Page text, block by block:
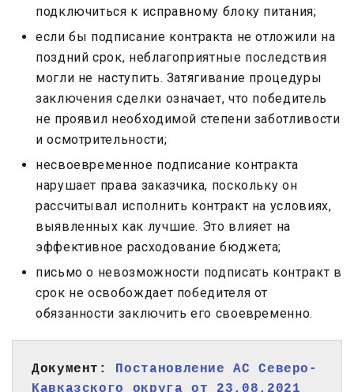
подключиться к исправному блоку питания;
если бы подписание контракта не отложили на
поздний срок, неблагоприятные последствия
могли не наступить. Затягивание процедуры
заключения сделки означает, что победитель
не проявил необходимой степени заботливости
и осмотрительности;
несвоевременное подписание контракта
нарушает права заказчика, поскольку он
рассчитывал исполнить контракт на условиях,
выявленных как лучшие. Это влияет на
эффективное расходование бюджета;
письмо о невозможности подписать контракт в
срок не освобождает победителя от
обязанности заключить его своевременно.
Документ: Постановление АС Северо-
Кавказского округа от 23.08.2021